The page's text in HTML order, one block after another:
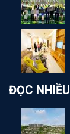
ĐỌC NHIỀU